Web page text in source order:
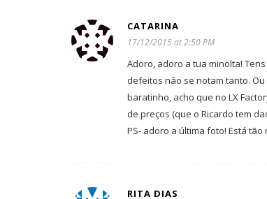
CATARINA
17/12/2015 at 2:50 PM
Adoro, adoro a tua minolta!
defeitos não se notam tanto.
baratinho, acho que no LX
de preços (que o Ricardo tem
PS- adoro a última foto! Está
RITA DIAS